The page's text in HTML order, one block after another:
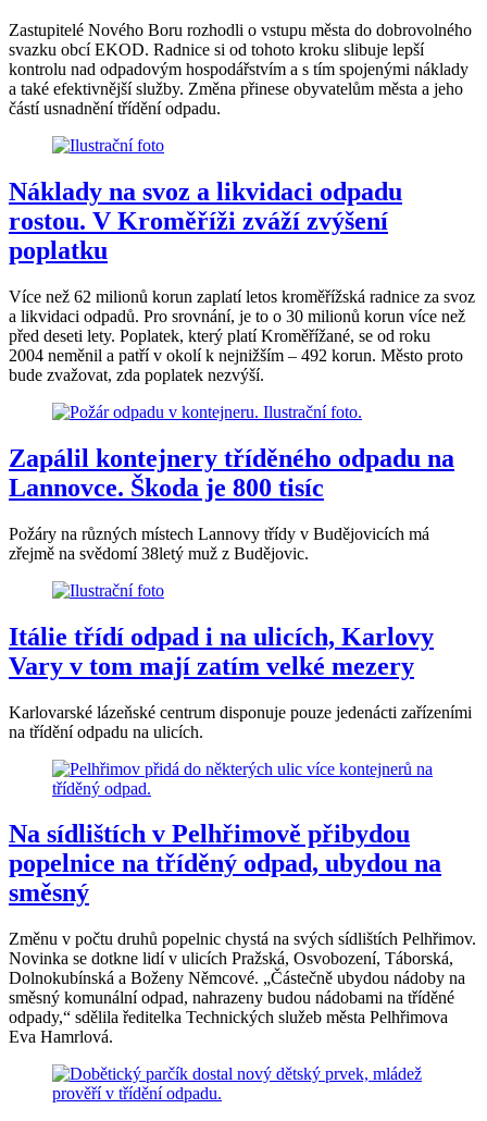
Zastupitelé Nového Boru rozhodli o vstupu města do dobrovolného
svazku obcí EKOD. Radnice si od tohoto kroku slibuje lepší
kontrolu nad odpadovým hospodářstvím a s tím spojenými náklady
a také efektivnější služby. Změna přinese obyvatelům města a jeho
částí usnadnění třídění odpadu.
Náklady na svoz a likvidaci odpadu
rostou. V Kroměříži zváží zvýšení
poplatku
Více než 62 milionů korun zaplatí letos kroměřížská radnice za svoz
a likvidaci odpadů. Pro srovnání, je to o 30 milionů korun více než
před deseti lety. Poplatek, který platí Kroměřížané, se od roku
2004 neměnil a patří v okolí k nejnižším – 492 korun. Město proto
bude zvažovat, zda poplatek nezvýší.
Zapálil kontejnery tříděného odpadu na
Lannovce. Škoda je 800 tisíc
Požáry na různých místech Lannovy třídy v Budějovicích má
zřejmě na svědomí 38letý muž z Budějovic.
Itálie třídí odpad i na ulicích, Karlovy
Vary v tom mají zatím velké mezery
Karlovarské lázeňské centrum disponuje pouze jedenácti zařízeními
na třídění odpadu na ulicích.
Na sídlištích v Pelhřimově přibydou
popelnice na tříděný odpad, ubydou na
směsný
Změnu v počtu druhů popelnic chystá na svých sídlištích Pelhřimov.
Novinka se dotkne lidí v ulicích Pražská, Osvobození, Táborská,
Dolnokubínská a Boženy Němcové. „Částečně ubydou nádoby na
směsný komunální odpad, nahrazeny budou nádobami na tříděné
odpady,“ sdělila ředitelka Technických služeb města Pelhřimova
Eva Hamrlová.